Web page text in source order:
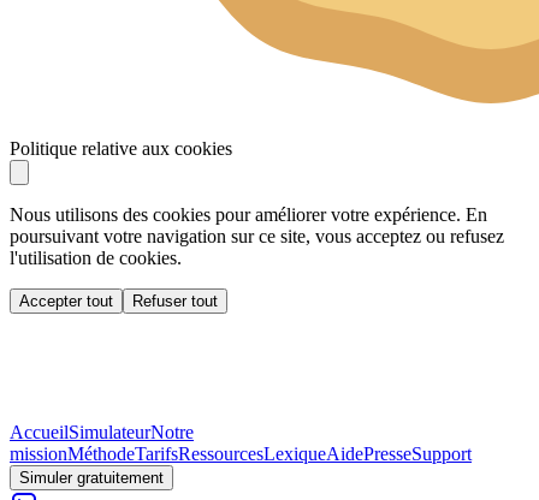
Politique relative aux cookies
Nous utilisons des cookies pour améliorer votre expérience. En
poursuivant votre navigation sur ce site, vous acceptez ou refusez
l'utilisation de cookies.
Accepter tout Refuser tout
AccueilSimulateurNotre
missionMéthodeTarifsRessourcesLexiqueAidePresseSupport
Simuler gratuitement